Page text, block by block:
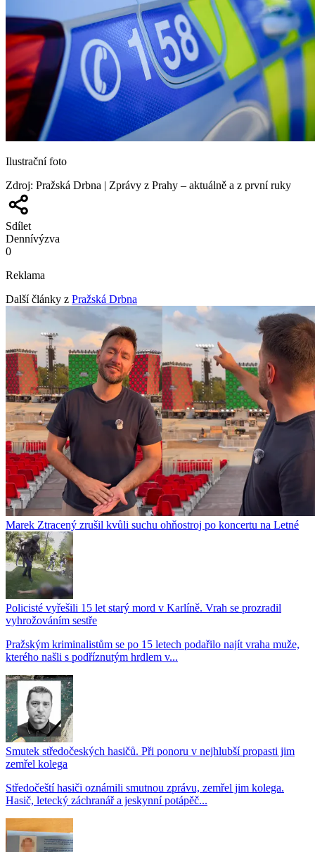
Ilustrační foto
Zdroj: Pražská Drbna | Zprávy z Prahy – aktuálně a z první ruky
Sdílet
Dennívýzva
0
Reklama
Další články z Pražská Drbna
Marek Ztracený zrušil kvůli suchu ohňostroj po koncertu na Letné
Policisté vyřešili 15 let starý mord v Karlíně. Vrah se prozradil
vyhrožováním sestře
Pražským kriminalistům se po 15 letech podařilo najít vraha muže,
kterého našli s podříznutým hrdlem v...
Smutek středočeských hasičů. Při ponoru v nejhlubší propasti jim
zemřel kolega
Středočeští hasiči oznámili smutnou zprávu, zemřel jim kolega.
Hasič, letecký záchranář a jeskynní potápěč...